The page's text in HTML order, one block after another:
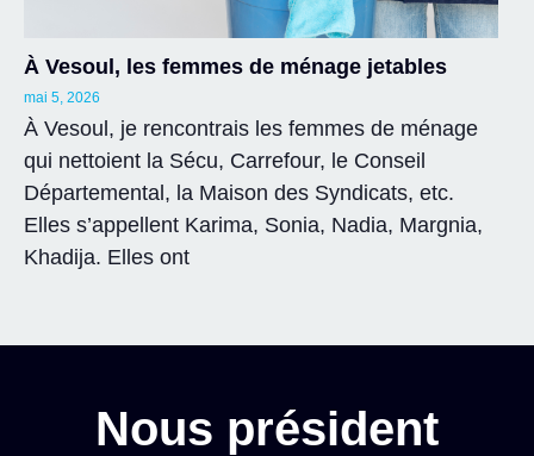
À Vesoul, les femmes de ménage jetables
mai 5, 2026
À Vesoul, je rencontrais les femmes de ménage
qui nettoient la Sécu, Carrefour, le Conseil
Départemental, la Maison des Syndicats, etc.
Elles s’appellent Karima, Sonia, Nadia, Margnia,
Khadija. Elles ont
Nous président